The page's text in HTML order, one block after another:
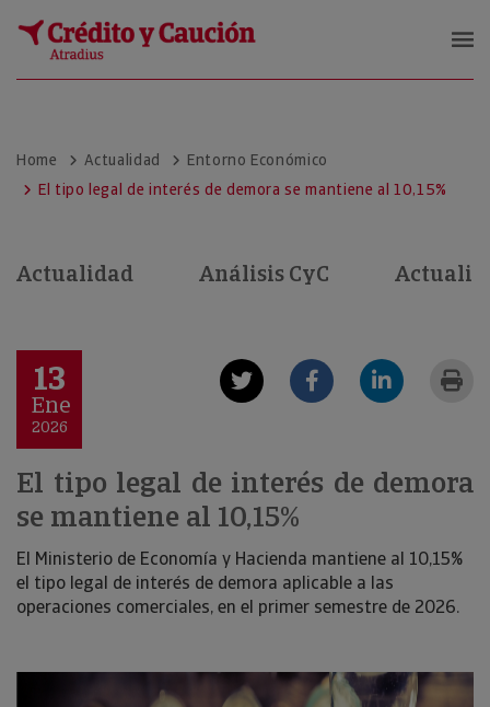
Crédito y Caución
Home Actualidad
Entorno Económico
El tipo legal de interés de demora se mantiene al 10,15%
Actualidad Análisis CyC
13
Ene
2026
El tipo legal de interés de demora
se mantiene al 10,15%
El Ministerio de Economía y Hacienda mantiene al 10,15%
el tipo legal de interés de demora aplicable a las
operaciones comerciales, en el primer semestre de 2026.